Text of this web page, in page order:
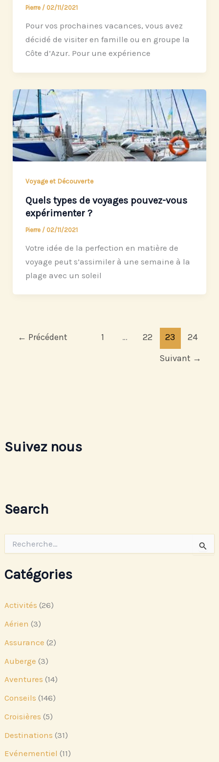
Suivez nous
Search
h
e
h
r
:
Catégories
Activités (26)
Aérien (3)
Assurance (2)
Auberge (3)
Aventures (14)
Conseils (146)
Croisières (5)
Destinations (31)
Evénementiel (11)
Pierre / 02/11/2021
Pour vos prochaines vacances, vous avez
décidé de visiter en famille ou en groupe la
Côte d’Azur. Pour une expérience
Voyage et Découverte
Quels types de voyages pouvez-vous
expérimenter ?
Pierre / 02/11/2021
Votre idée de la perfection en matière de
voyage peut s’assimiler à une semaine à la
plage avec un soleil
← Précédent 1 … 22 23
24
Suivant →